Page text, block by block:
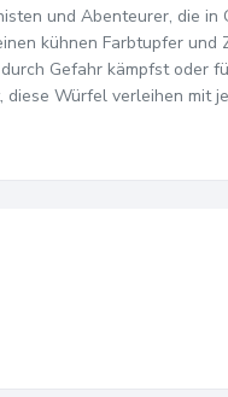
und Abenteurer, die in
kühnen Farbtupfer und
Gefahr kämpfst oder
Würfel verleihen mit